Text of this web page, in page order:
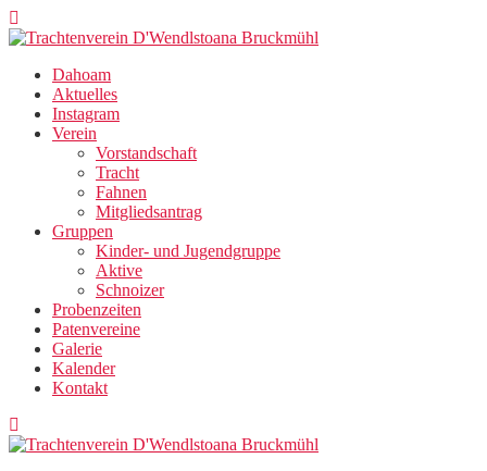
Zum
Inhalt
Dahoam
Aktuelles
Instagram
Verein
Vorstandschaft
Tracht
Fahnen
Mitgliedsantrag
Gruppen
Kinder- und Jugendgruppe
Aktive
Schnoizer
Probenzeiten
Patenvereine
Galerie
Kalender
Kontakt